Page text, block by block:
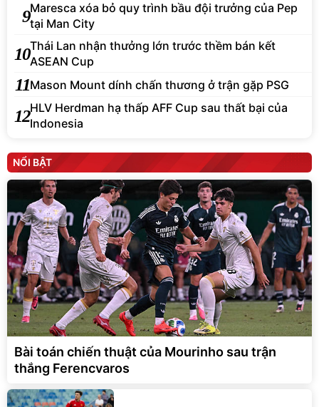
9Maresca xóa bỏ quy trình bầu đội trưởng của Pep
tại Man City
10Thái Lan nhận thưởng lớn trước thềm bán kết
ASEAN Cup
11Mason Mount dính chấn thương ở trận gặp PSG
12HLV Herdman hạ thấp AFF Cup sau thất bại của
Indonesia
NỔI BẬT
Bài toán chiến thuật của Mourinho sau trận
thắng Ferencvaros